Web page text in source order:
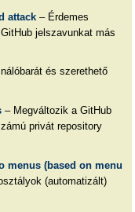
attack– Érdemes
jelszavunkat más
és szerethető
– Megváltozik a GitHub
privát repository
menus (based on menu
(automatizált)